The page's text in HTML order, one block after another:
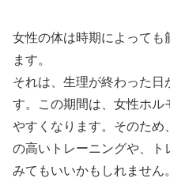
女性の体は時期によっても
ます。
それは、生理が終わった
す。この期間は、女性ホル
やすくなります。そのた
の高いトレーニングや、ト
みてもいいかもしれません。